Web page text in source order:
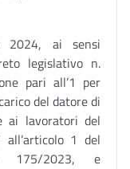
2024, ai sensi
legislativo n.
pari all’1 per
del datore di
ai lavoratori del
1 del
175/2023, e